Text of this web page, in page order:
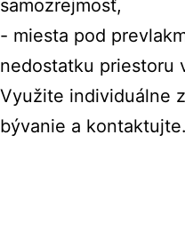
samozrejmosť,
- miesta pod
nedostatku priestoru
Využite individuálne
bývanie a